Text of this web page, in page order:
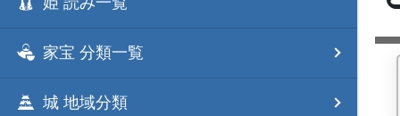
家宝 分類一覧
城 地域分類